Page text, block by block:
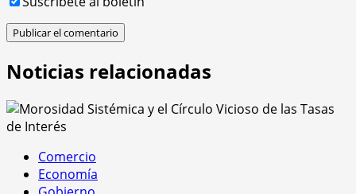
Noticias relacionadas
Comercio
Economía